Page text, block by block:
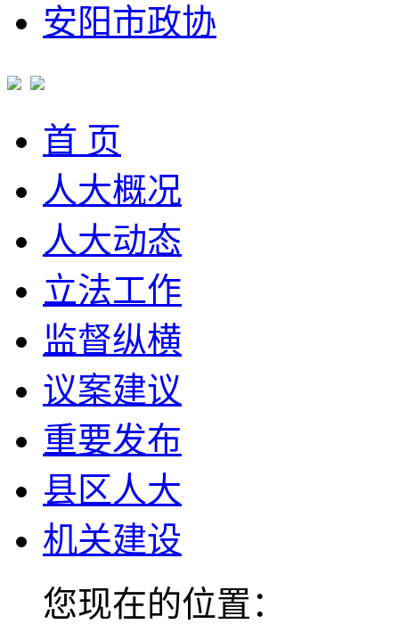
安阳市政协
首 页
人大概况
人大动态
立法工作
监督纵横
议案建议
重要发布
县区人大
机关建设
您现在的位置：